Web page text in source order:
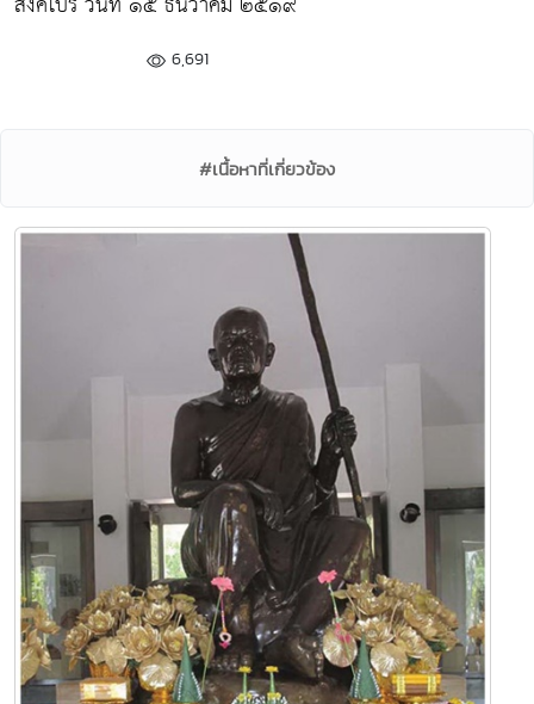
6,691
#เนื้อหาที่เกี่ยวข้อง